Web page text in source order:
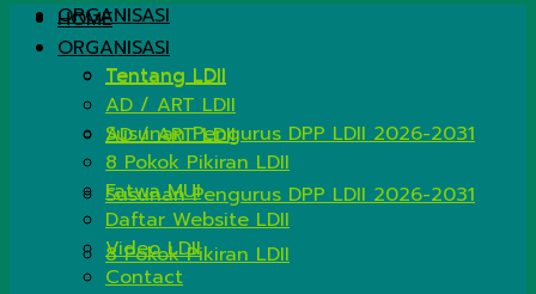
ORGANISASI
Tentang LDII
AD / ART LDII
Susunan Pengurus DPP LDII 2026-2031
8 Pokok Pikiran LDII
HOME
ORGANISASI
Tentang LDII
AD / ART LDII
Susunan Pengurus DPP LDII 2026-2031
8 Pokok Pikiran LDII
Fatwa MUI
Daftar Website LDII
Video LDII
Contact